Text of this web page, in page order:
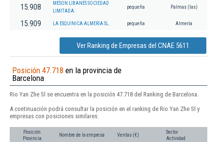
15.908
MESON LIBANES SOCIEDAD
LIMITADA.
pequeña Palmas (las)
15.909 LA ESQUINICA ALMERIA SL. pequeña Almería
Ver Ranking de Empresas del CNAE 5611
Posición 47.718 en la provincia de
Barcelona
Rio Yan Zhe Sl se encuentra en la posición 47.718 del Ranking de Barcelona.
A continuación podrá consultar la posición en el ranking de Rio Yan Zhe Sl y
empresas con posiciones similares:
Posición
Provincia
Nombre de la empresa Ventas (€)
Sector
Actividad